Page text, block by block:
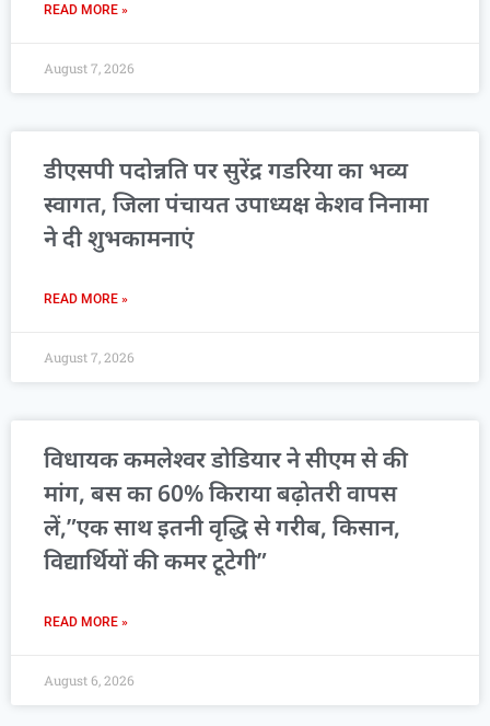
READ MORE »
August 7, 2026
डीएसपी पदोन्नति पर सुरेंद्र गडरिया का भव्य
स्वागत, जिला पंचायत उपाध्यक्ष केशव निनामा
ने दी शुभकामनाएं
READ MORE »
August 7, 2026
विधायक कमलेश्वर डोडियार ने सीएम से की
मांग, बस का 60% किराया बढ़ोतरी वापस
लें,”एक साथ इतनी वृद्धि से गरीब, किसान,
विद्यार्थियों की कमर टूटेगी”
READ MORE »
August 6, 2026